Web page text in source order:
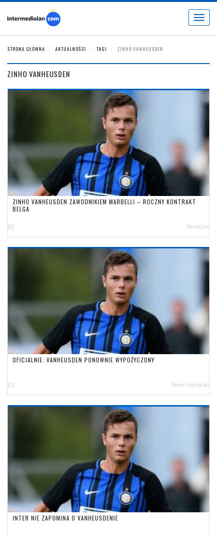
Toggle
STRONA GŁÓWNA AKTUALNOŚCI TAGI ZINHO VANHEUSDEN
ZINHO VANHEUSDEN
ZINHO VANHEUSDEN ZAWODNIKIEM MARBELLI – ROCZNY KONTRAKT
BELGA
[0] NerioCorsi
OFICJALNIE: VANHEUSDEN PONOWNIE WYPOŻYCZONY
[2] Paweł Świnarski
INTER NIE ZAPOMINA O VANHEUSDENIE